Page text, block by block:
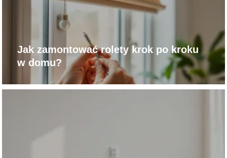
Jak zamontować rolety krok po kroku
w domu?